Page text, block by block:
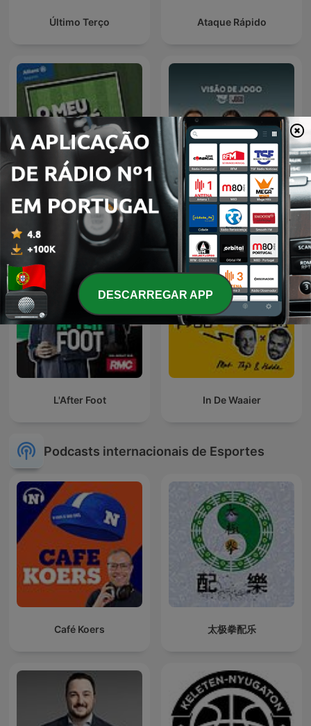
Último Terço Ataque Rápido
O Meu Clube é o Maior
TSF - Visão de Jogo -
Podcast
L'After Foot In De Waaier
Podcasts internacionais de Esportes
Café Koers 太极拳配乐
DESCARREGAR APP